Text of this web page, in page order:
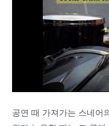
공연 때 가져가는 스네어